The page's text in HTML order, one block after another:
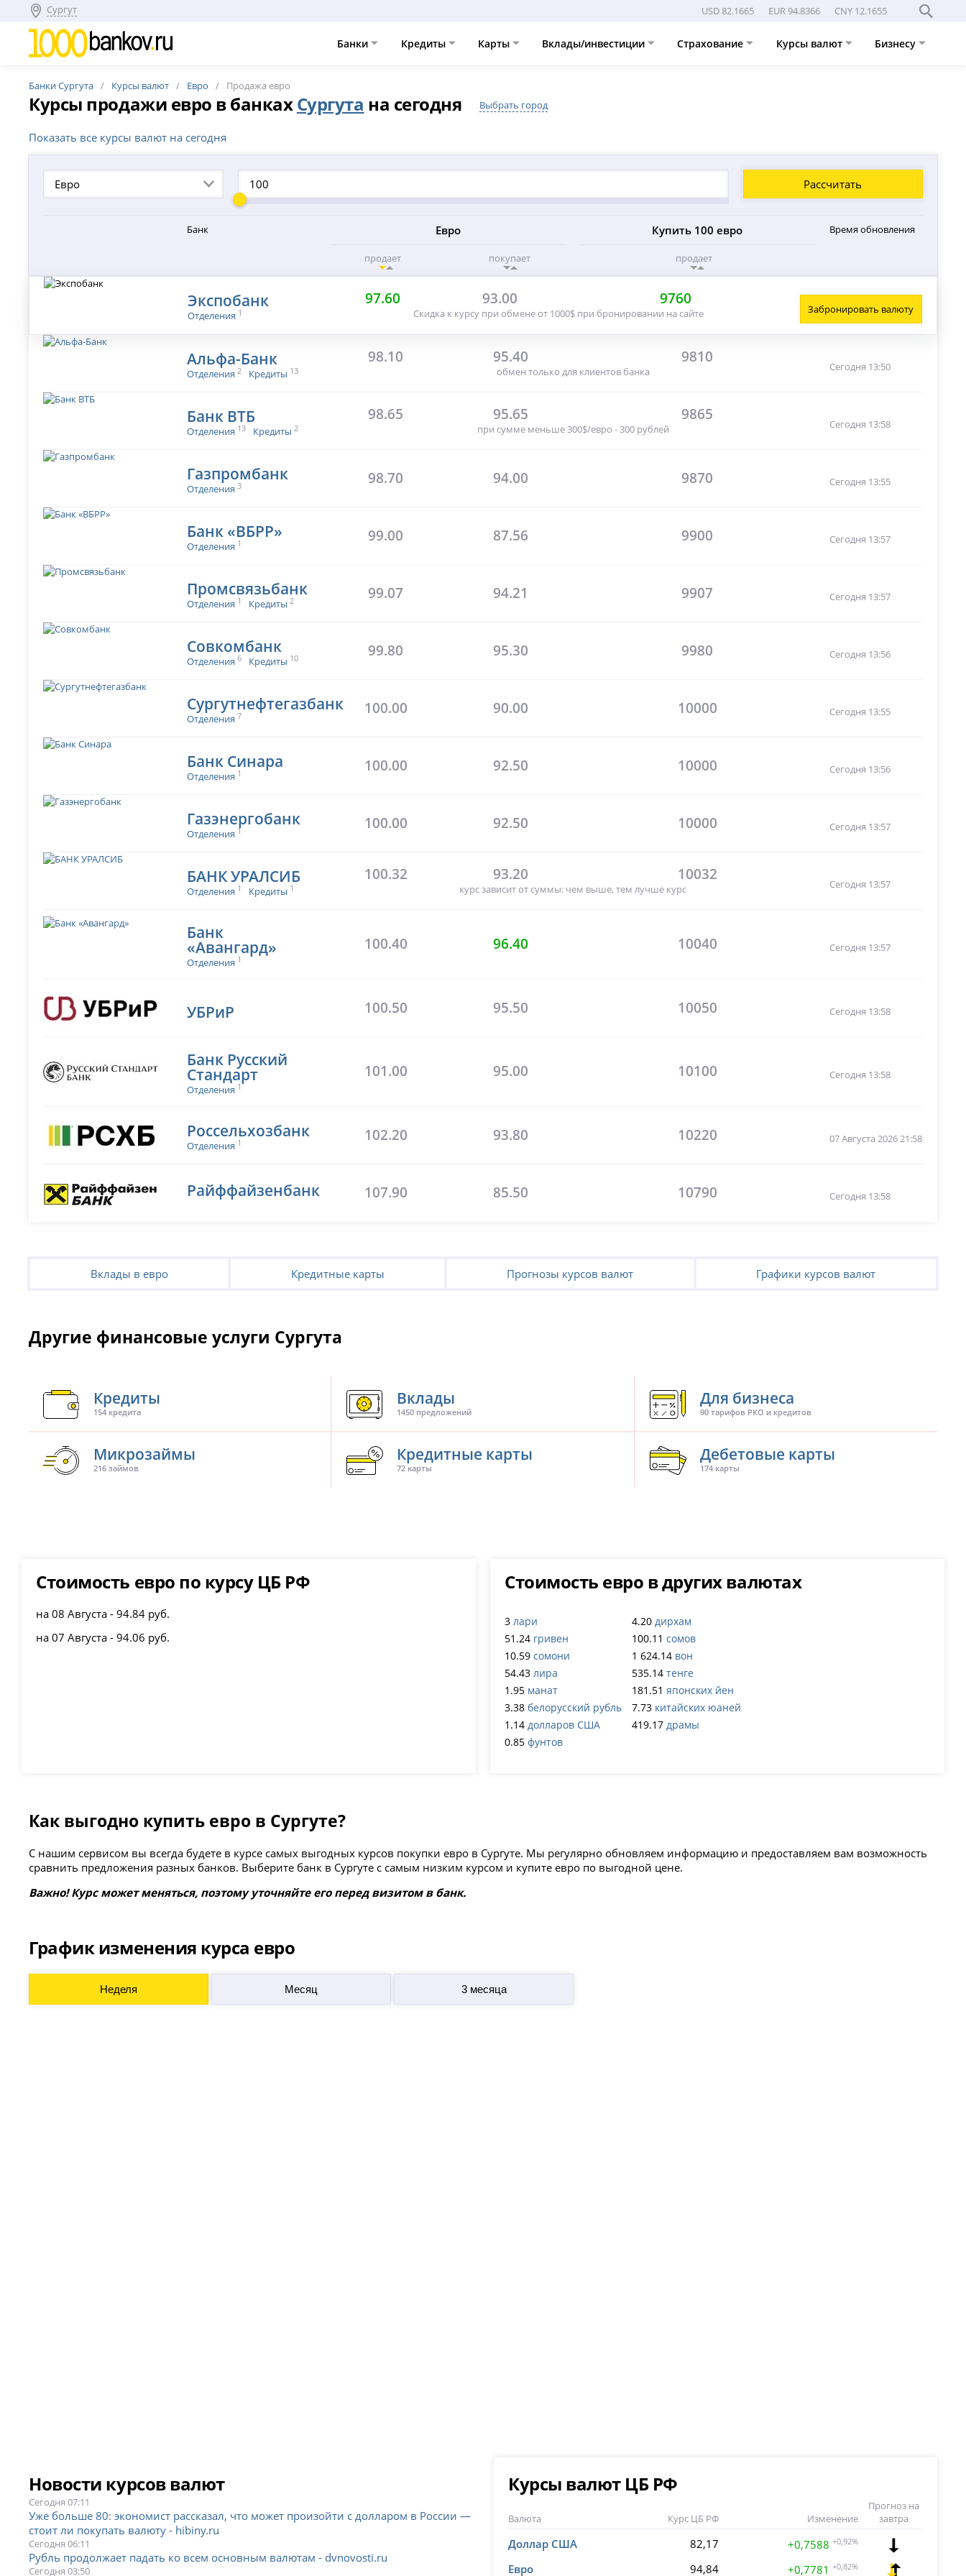
Сургут USD 82.1665 EUR 94.8366 CNY 12.1655
Банки Кредиты Карты Вклады/инвестиции Страхование Курсы валют Бизнесу
Банки Сургута Курсы валют Евро Продажа евро
Курсы продажи евро в банкахСургута на сегодня Выбрать город
Показать все курсы валют на сегодня
Евро Рассчитать
Банк Евро
продает покупает
Купить 100 евро
продает
Время обновления
Экспобанк
Отделения 1
97.60 93.00 9760
Скидка к курсу при обмене от 1000$ при бронировании на сайте Забронировать валюту
Альфа-Банк
Отделения 2 Кредиты 13
98.10 95.40 9810
обмен только для клиентов банка Сегодня 13:50
Банк ВТБ
Отделения 13 Кредиты 2
98.65 95.65 9865
при сумме меньше 300$/евро - 300 рублей Сегодня 13:58
Газпромбанк
Отделения 3 98.70 94.00 9870 Сегодня 13:55
Банк «ВБРР»
Отделения 1 99.00 87.56 9900 Сегодня 13:57
Промсвязьбанк
Отделения 1 Кредиты 2 99.07 94.21 9907 Сегодня 13:57
Совкомбанк
Отделения 6 Кредиты 10 99.80 95.30 9980 Сегодня 13:56
Сургутнефтегазбанк
Отделения 7 100.00 90.00 10000 Сегодня 13:55
Банк Синара
Отделения 1 100.00 92.50 10000 Сегодня 13:56
Газэнергобанк
Отделения 1 100.00 92.50 10000 Сегодня 13:57
БАНК УРАЛСИБ
Отделения 1 Кредиты 1
100.32 93.20 10032
курс зависит от суммы: чем выше, тем лучше курс Сегодня 13:57
Банк
«Авангард»
Отделения 1
100.40 96.40 10040 Сегодня 13:57
УБРиР 100.50 95.50 10050 Сегодня 13:58
Банк Русский
Стандарт
Отделения 1
101.00 95.00 10100 Сегодня 13:58
Россельхозбанк
Отделения 1 102.20 93.80 10220 07 Августа 2026 21:58
Райффайзенбанк 107.90 85.50 10790 Сегодня 13:58
Вклады в евро Кредитные карты Прогнозы курсов валют Графики курсов валют
Другие финансовые услуги Сургута
Кредиты
154 кредита
Вклады
1450 предложений
Для бизнеса
90 тарифов РКО и кредитов
Микрозаймы
216 займов
Кредитные карты
72 карты
Дебетовые карты
174 карты
Стоимость евро по курсу ЦБ РФ
на 08 Августа - 94.84 руб.
на 07 Августа - 94.06 руб.
Стоимость евро в других валютах
3 лари
51.24 гривен
10.59 сомони
54.43 лира
1.95 манат
3.38 белорусский рубль
1.14 долларов США
0.85 фунтов
4.20 дирхам
100.11 сомов
1 624.14 вон
535.14 тенге
181.51 японских йен
7.73 китайских юаней
419.17 драмы
Как выгодно купить евро в Сургуте?
С нашим сервисом вы всегда будете в курсе самых выгодных курсов покупки евро в Сургуте. Мы регулярно обновляем информацию и предоставляем вам возможность
сравнить предложения разных банков. Выберите банк в Сургуте с самым низким курсом и купите евро по выгодной цене.
Важно! Курс может меняться, поэтому уточняйте его перед визитом в банк.
График изменения курса евро
Неделя Месяц 3 месяца
Новости курсов валют
Сегодня 07:11
Уже больше 80: экономист рассказал, что может произойти с долларом в России —
стоит ли покупать валюту - hibiny.ru
Сегодня 06:11
Рубль продолжает падать ко всем основным валютам - dvnovosti.ru
Сегодня 03:50
Курсы валют ЦБ РФ
Валюта Курс ЦБ РФ Изменение
Прогноз на
завтра
Доллар США 82,17 +0,7588 +0,92%
Евро 94,84 +0,7781 +0,82%